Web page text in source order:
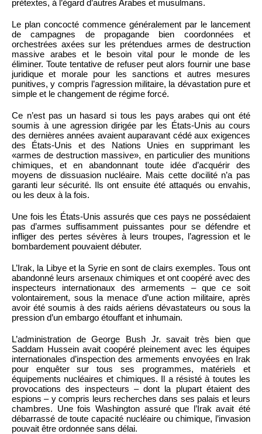
prétextes, à l’égard d’autres Arabes et musulmans.
Le plan concocté commence généralement par le lancement
de campagnes de propagande bien coordonnées et
orchestrées axées sur les prétendues armes de destruction
massive arabes et le besoin vital pour le monde de les
éliminer. Toute tentative de refuser peut alors fournir une base
juridique et morale pour les sanctions et autres mesures
punitives, y compris l’agression militaire, la dévastation pure et
simple et le changement de régime forcé.
Ce n’est pas un hasard si tous les pays arabes qui ont été
soumis à une agression dirigée par les États-Unis au cours
des dernières années avaient auparavant cédé aux exigences
des États-Unis et des Nations Unies en supprimant les
«armes de destruction massive», en particulier des munitions
chimiques, et en abandonnant toute idée d’acquérir des
moyens de dissuasion nucléaire. Mais cette docilité n’a pas
garanti leur sécurité. Ils ont ensuite été attaqués ou envahis,
ou les deux à la fois.
Une fois les États-Unis assurés que ces pays ne possédaient
pas d’armes suffisamment puissantes pour se défendre et
infliger des pertes sévères à leurs troupes, l’agression et le
bombardement pouvaient débuter.
L’Irak, la Libye et la Syrie en sont de clairs exemples. Tous ont
abandonné leurs arsenaux chimiques et ont coopéré avec des
inspecteurs internationaux des armements – que ce soit
volontairement, sous la menace d’une action militaire, après
avoir été soumis à des raids aériens dévastateurs ou sous la
pression d’un embargo étouffant et inhumain.
L’administration de George Bush Jr. savait très bien que
Saddam Hussein avait coopéré pleinement avec les équipes
internationales d’inspection des armements envoyées en Irak
pour enquêter sur tous ses programmes, matériels et
équipements nucléaires et chimiques. Il a résisté à toutes les
provocations des inspecteurs – dont la plupart étaient des
espions – y compris leurs recherches dans ses palais et leurs
chambres. Une fois Washington assuré que l’Irak avait été
débarrassé de toute capacité nucléaire ou chimique, l’invasion
pouvait être ordonnée sans délai.